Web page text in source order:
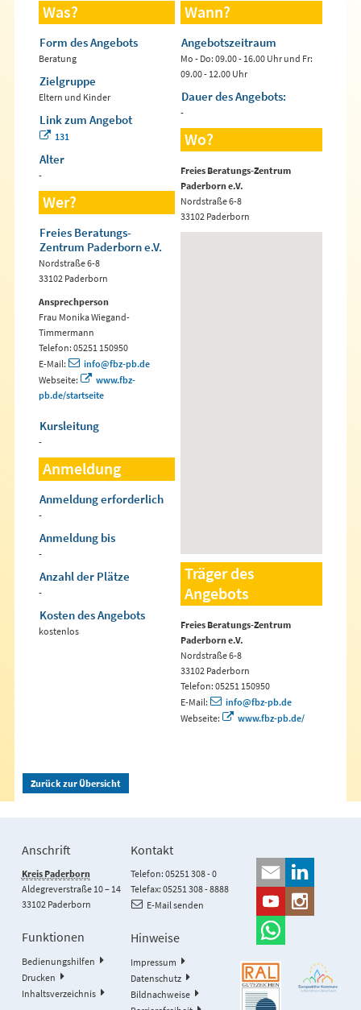
Was?
Form des Angebots
Beratung
Zielgruppe
Eltern und Kinder
Link zum Angebot
131
Alter
-
Wer?
Freies Beratungs-
Zentrum Paderborn e.V.
Nordstraße 6-8
33102 Paderborn
Ansprechperson
Frau Monika Wiegand-
Timmermann
Telefon: 05251 150950
E-Mail:
info@fbz-pb.de
Webseite:
www.fbz-
pb.de/startseite
Kursleitung
-
Anmeldung
Anmeldung erforderlich
-
Anmeldung bis
-
Anzahl der Plätze
-
Kosten des Angebots
kostenlos
Wann?
Angebotszeitraum
Mo - Do: 09.00 - 16.00 Uhr und Fr:
09.00 - 12.00 Uhr
Dauer des Angebots:
-
Wo?
Freies Beratungs-Zentrum
Paderborn e.V.
Nordstraße 6-8
33102 Paderborn
Träger des
Angebots
Freies Beratungs-Zentrum
Paderborn e.V.
Nordstraße 6-8
33102 Paderborn
Telefon: 05251 150950
E-Mail:
info@fbz-pb.de
Webseite:
www.fbz-pb.de/
Zurück zur Übersicht
Anschrift
Kreis Paderborn
Aldegreverstraße 10 – 14
33102 Paderborn
Kontakt
Telefon: 05251 308 - 0
Telefax: 05251 308 - 8888
E-Mail senden
Funktionen
Bedienungshilfen
Drucken
Inhaltsverzeichnis
Hinweise
Impressum
Datenschutz
Bildnachweise